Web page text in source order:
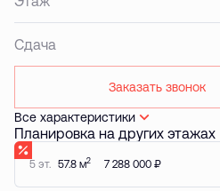
Сдача
Заказать звонок
Все характеристики
Планировка на других этажах
5 эт. 57.8 м2 7 288 000 ₽